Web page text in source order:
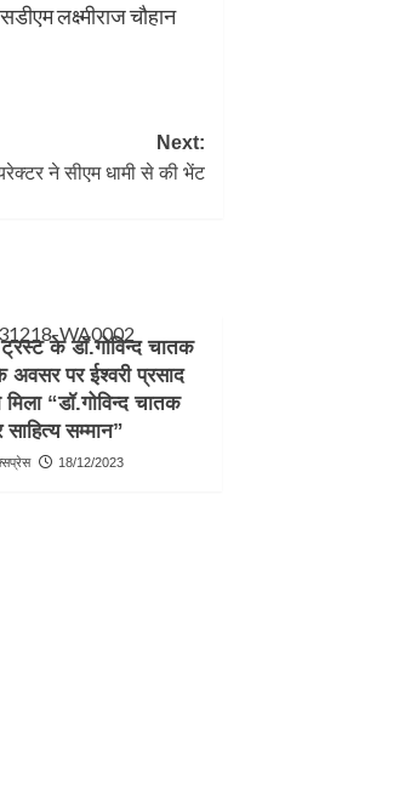
लक्ष्मीराज चौहान
Next:
ने सीएम धामी से की भेंट
के डॉ.गोविन्द चातक
पर ईश्वरी प्रसाद
“डॉ.गोविन्द चातक
सम्मान”
18/12/2023